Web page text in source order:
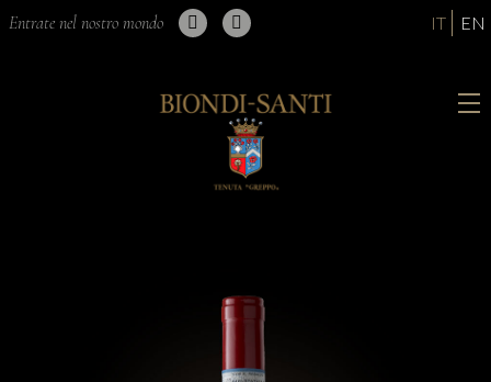
Entrate nel nostro mondo IT EN